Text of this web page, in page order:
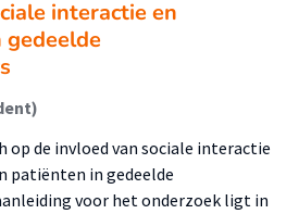
interactie en
op de invloed van sociale interactie
patiënten in gedeelde
voor het onderzoek ligt in